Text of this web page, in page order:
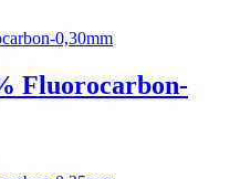
Fluorocarbon-